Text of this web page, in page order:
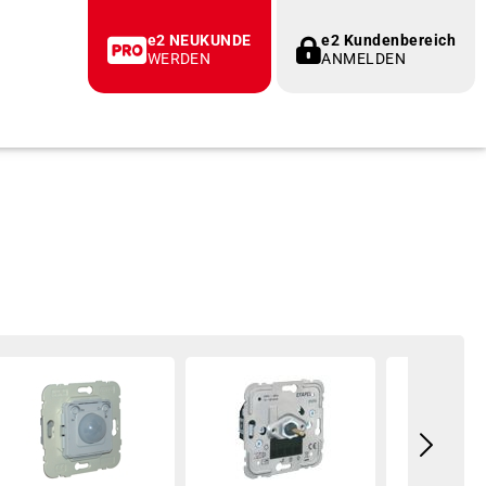
e2 Kundenbereich
ANMELDEN
e2 NEUKUNDE
WERDEN